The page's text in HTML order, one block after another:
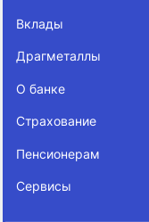
Вклады
Драгметаллы
О банке
Страхование
Пенсионерам
Сервисы